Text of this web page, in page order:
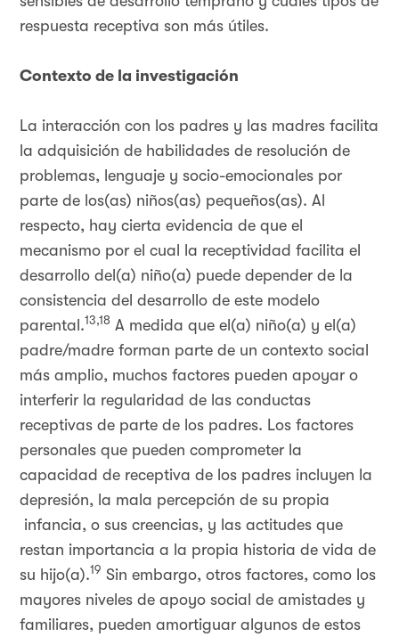
respuesta receptiva son más útiles.
Contexto de la investigación
La interacción con los padres y las madres facilita
la adquisición de habilidades de resolución de
problemas, lenguaje y socio-emocionales por
parte de los(as) niños(as) pequeños(as). Al
respecto, hay cierta evidencia de que el
mecanismo por el cual la receptividad facilita el
desarrollo del(a) niño(a) puede depender de la
consistencia del desarrollo de este modelo
parental.13,18 A medida que el(a) niño(a) y el(a)
padre/madre forman parte de un contexto social
más amplio, muchos factores pueden apoyar o
interferir la regularidad de las conductas
receptivas de parte de los padres. Los factores
personales que pueden comprometer la
capacidad de receptiva de los padres incluyen la
depresión, la mala percepción de su propia
infancia, o sus creencias, y las actitudes que
restan importancia a la propia historia de vida de
su hijo(a).19 Sin embargo, otros factores, como los
mayores niveles de apoyo social de amistades y
familiares, pueden amortiguar algunos de estos